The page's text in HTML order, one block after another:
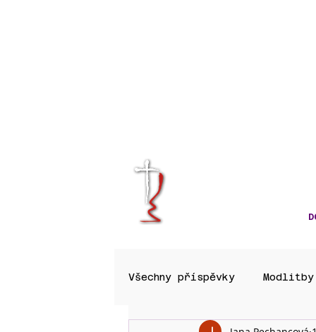
Všechny příspěvky Modlitby